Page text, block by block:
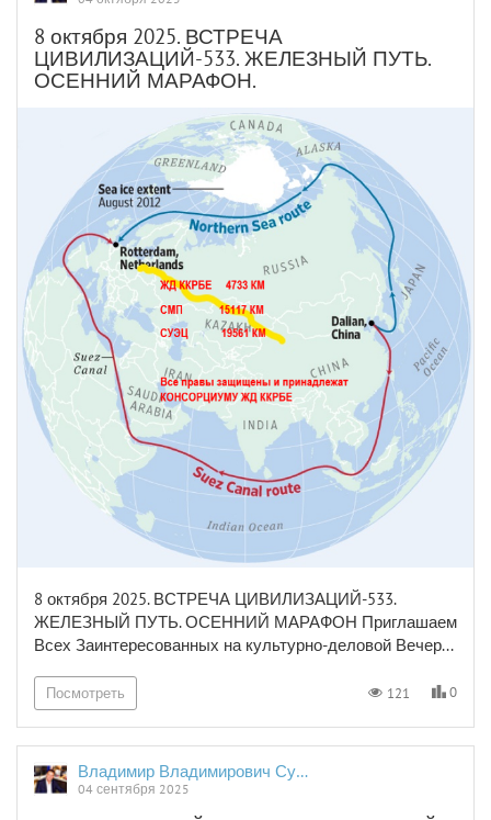
8 октября 2025. ВСТРЕЧА
ЦИВИЛИЗАЦИЙ-533. ЖЕЛЕЗНЫЙ ПУТЬ.
ОСЕННИЙ МАРАФОН.
8 октября 2025. ВСТРЕЧА ЦИВИЛИЗАЦИЙ-533.
ЖЕЛЕЗНЫЙ ПУТЬ. ОСЕННИЙ МАРАФОН Приглашаем
Всех Заинтересованных на культурно-деловой Вечер...
Посмотреть 121 0
Владимир Владимирович Сушков
04 сентября 2025